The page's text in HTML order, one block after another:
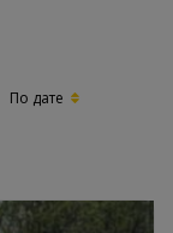
По дате